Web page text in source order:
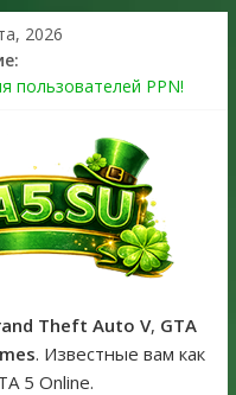
2026
пользователей PPN!
Online уже 14 июля
Club ошибка #1.500.7:
без проблем в 2026
Online по программе
и Предзаказ Grand Theft
Theft Auto V, GTA
. Известные вам как
5 Online.